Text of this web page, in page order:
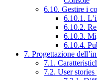
6.10. Gestire i
6.10.1.
6.10.2.
6.10.3.
6.10.4.
7. Progettazione
7.1.
7.2. User